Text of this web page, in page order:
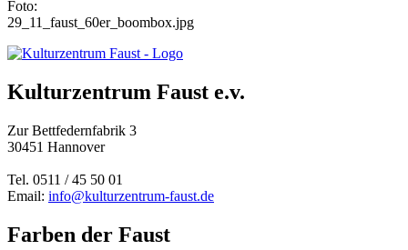
Foto:
29_11_faust_60er_boombox.jpg
Kulturzentrum Faust e.v.
Zur Bettfedernfabrik 3
30451 Hannover
Tel. 0511 / 45 50 01
Email: info@kulturzentrum-faust.de
Farben der Faust